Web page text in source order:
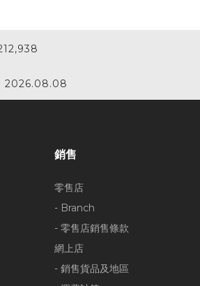
2026.08.08
銷售
零售店
- Branch
- 零售店銷售條款
網上店
- 銷售貨品及地區